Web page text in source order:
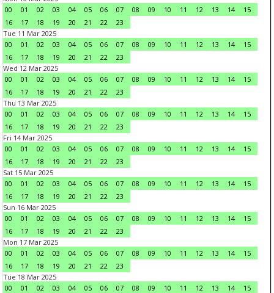
00
01 02 03 04 05 06 07 08 09 10 11 12 13 14
15
16
17 18 19 20 21 22
23
Tue 11 Mar 2025
00
01 02 03 04 05 06 07 08 09 10 11 12 13 14
15
16
17 18 19 20 21 22
23
Wed 12 Mar 2025
00
01 02 03 04 05 06 07 08 09 10 11 12 13 14
15
16
17 18 19 20 21 22
23
Thu 13 Mar 2025
00
01 02 03 04 05 06 07 08 09 10 11 12 13 14
15
16
17 18 19 20 21 22
23
Fri 14 Mar 2025
00
01 02 03 04 05 06 07 08 09 10 11 12 13 14
15
16
17 18 19 20 21 22
23
Sat 15 Mar 2025
00
01 02 03 04 05 06 07 08 09 10 11 12 13 14
15
16
17 18 19 20 21 22
23
Sun 16 Mar 2025
00
01 02 03 04 05 06 07 08 09 10 11 12 13 14
15
16
17 18 19 20 21 22
23
Mon 17 Mar 2025
00
01 02 03 04 05 06 07 08 09 10 11 12 13 14
15
16
17 18 19 20 21 22
23
Tue 18 Mar 2025
00
01 02 03 04 05 06 07 08 09 10 11 12 13 14
15